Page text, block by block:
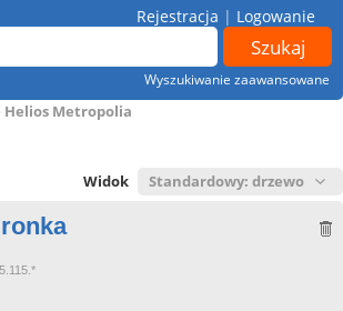
Wyszukiwanie zaawansowane
Rejestracja | Logowanie
Helios Metropolia
Widok